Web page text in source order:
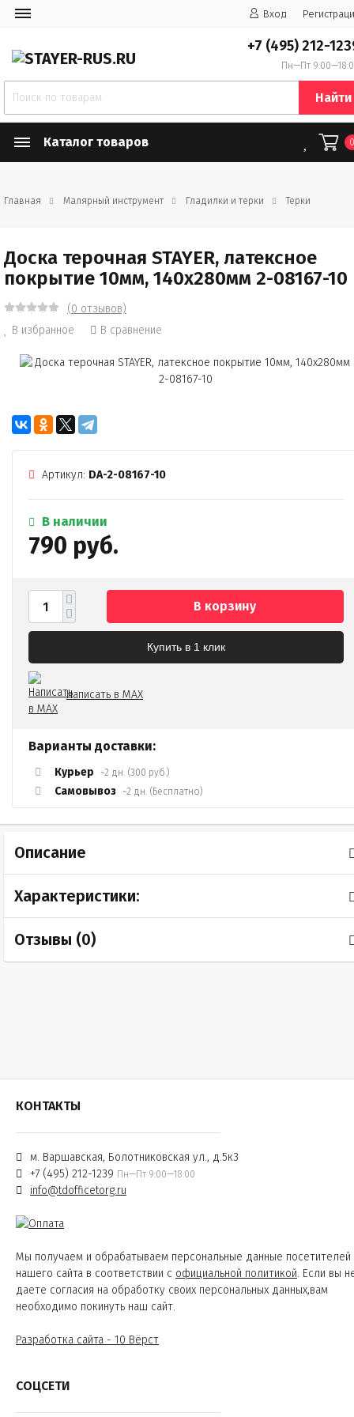
Вход
+7 (495) 212-
Пн—Пт
Найти
Каталог товаров
Главная Малярный инструмент Гладилки и терки Терки
Доска терочная STAYER, латексное
покрытие 10мм, 140х280мм 2-08167-10
(0 отзывов)
В избранное
В сравнение
Артикул: DA-2-08167-10
В наличии
790 руб.
В корзину
Купить в 1 клик
Написать в MAX
Варианты доставки:
Курьер ~2 дн. (300 руб.)
Самовывоз ~2 дн. (Бесплатно)
Описание
Характеристики:
Отзывы (0)
КОНТАКТЫ
м. Варшавская, Болотниковская ул., д.5к3
+7 (495) 212-1239 Пн—Пт 9:00—18:00
info@tdofficetorg.ru
Мы получаем и обрабатываем персональные данные посетителей
нашего сайта в соответствии с официальной политикой. Если вы
даете согласия на обработку своих персональных данных,вам
необходимо покинуть наш сайт.
Разработка сайта - 10 Вёрст
СОЦСЕТИ